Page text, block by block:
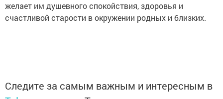
желает им душевного спокойствия, здоровья и
счастливой старости в окружении родных и близких.
Следите за самым важным и интересным в